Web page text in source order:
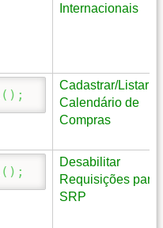
Internacionais
( ) ;
Cadastrar/Listar
Calendário de
Compras
( ) ;
Desabilitar
Requisições para
SRP